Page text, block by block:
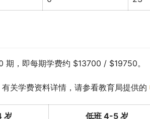
，即每期学费约 $13700 / $19750。
关学费资料详情，请参看教育局提供的
岁 低班 4-5 岁